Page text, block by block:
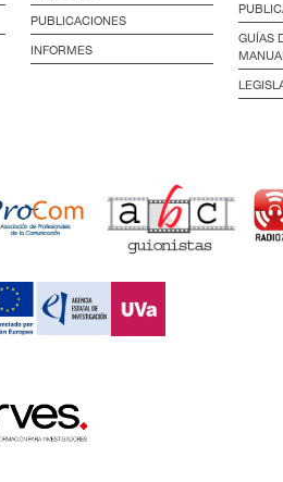
PUBLICACIONES
INFORMES
GUÍAS